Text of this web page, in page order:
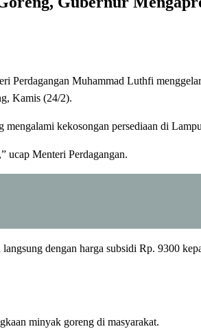
Perdagangan Muhammad Luthfi
Kamis (24/2).
kekosongan persediaan di
ucap Menteri Perdagangan.
dengan harga subsidi Rp. 9300
minyak goreng di masyarakat.